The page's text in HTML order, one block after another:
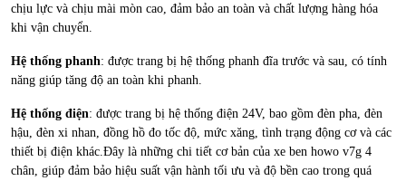
chịu lực và chịu mài mòn cao, đảm bảo an toàn và chất lượng hàng hóa
khi vận chuyển.
Hệ thống phanh: được trang bị hệ thống phanh đĩa trước và sau, có tính
năng giúp tăng độ an toàn khi phanh.
Hệ thống điện: được trang bị hệ thống điện 24V, bao gồm đèn pha, đèn
hậu, đèn xi nhan, đồng hồ đo tốc độ, mức xăng, tình trạng động cơ và các
thiết bị điện khác.Đây là những chi tiết cơ bản của xe ben howo v7g 4
chân, giúp đảm bảo hiệu suất vận hành tối ưu và độ bền cao trong quá